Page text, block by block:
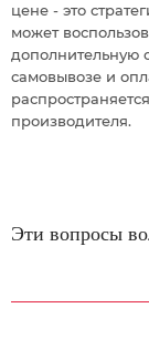
цене - это
может
дополнительную
самовывозе и
производителя.
Эти вопросы